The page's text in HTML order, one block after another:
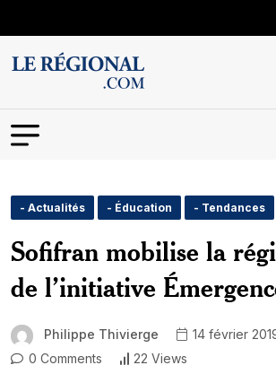
- Actualités - Éducation - Tendances
Sofifran mobilise la
de l’initiative
Philippe Thivierge
14 février
0 Comments
22 Views